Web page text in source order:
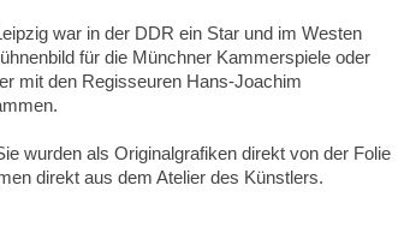
war in der DDR ein Star und im Westen
für die Münchner Kammerspiele oder
mit den Regisseuren Hans-Joachim
wurden als Originalgrafiken direkt von der Folie
direkt aus dem Atelier des Künstlers.